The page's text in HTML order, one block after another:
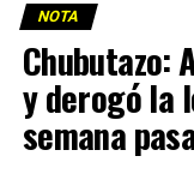
NOTA
Chubutazo:
y derogó la
semana